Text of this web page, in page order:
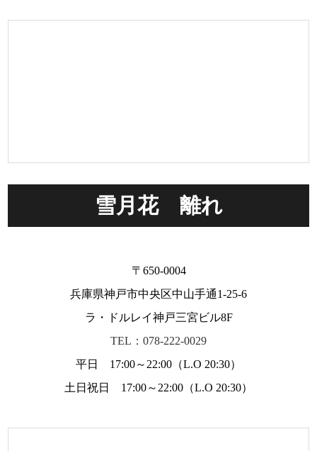
雪月花 離れ
〒650-0004
兵庫県神戸市中央区中山手通1-25-6
ラ・ドルレイ神戸三宮ビル8F
TEL：078-222-0029
平日 17:00～22:00（L.O 20:30）
土日祝日 17:00～22:00（L.O 20:30）